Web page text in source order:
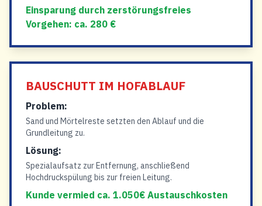
Einsparung durch zerstörungsfreies
Vorgehen: ca. 280 €
BAUSCHUTT IM HOFABLAUF
Problem:
Sand und Mörtelreste setzten den Ablauf und die
Grundleitung zu.
Lösung:
Spezialaufsatz zur Entfernung, anschließend
Hochdruckspülung bis zur freien Leitung.
Kunde vermied ca. 1.050€ Austauschkosten